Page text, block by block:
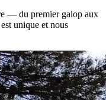
— du premier galop aux
unique et nous